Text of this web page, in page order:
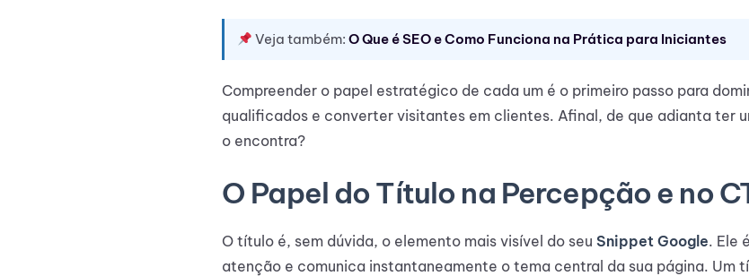
Veja também:O Que é SEO e Como Funciona na Prática para Iniciantes
Compreender o papel estratégico de cada um é o primeiro passo para
qualificados e converter visitantes em clientes. Afinal, de que adianta ter
o encontra?
O Papel do Título na Percepção e no
O título é, sem dúvida, o elemento mais visível do seu Snippet Google. Ele
atenção e comunica instantaneamente o tema central da sua página. Um